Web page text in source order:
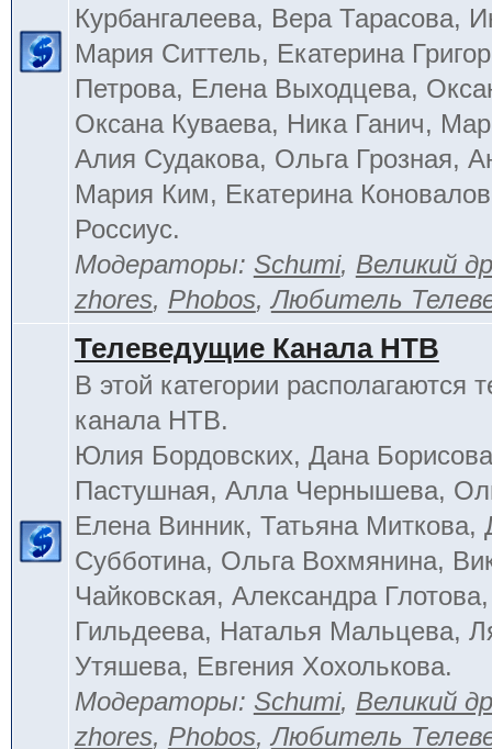
Курбангалеева, Вера Тарасова,
Мария Ситтель, Екатерина
Петрова, Елена Выходцева,
Оксана Куваева, Ника Ганич,
Алия Судакова, Ольга Грозная,
Мария Ким, Екатерина
Россиус.
Модераторы: Schumi, Великий
zhores, Phobos,Любитель
Телеведущие Канала НТВ
В этой категории располагаются
канала НТВ.
Юлия Бордовских, Дана
Пастушная, Алла Чернышева,
Елена Винник, Татьяна Миткова,
Субботина, Ольга Вохмянина,
Чайковская, Александра
Гильдеева, Наталья Мальцева,
Утяшева, Евгения Хохолькова.
Модераторы: Schumi, Великий
zhores, Phobos,Любитель